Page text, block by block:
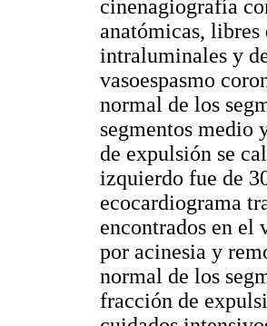
cinenagiografía
anatómicas, libres
intraluminales y
vasoespasmo
normal de los
segmentos medio
de expulsión se
izquierdo fue de
ecocardiograma
encontrados en el
por acinesia y
normal de los
fracción de